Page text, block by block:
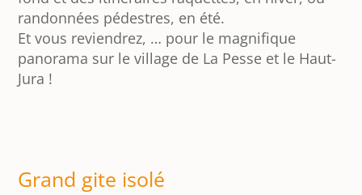
randonnées pédestres, en été.
Et vous reviendrez, … pour le magnifique
panorama sur le village de La Pesse et le Haut-
Jura !
Grand gite isolé